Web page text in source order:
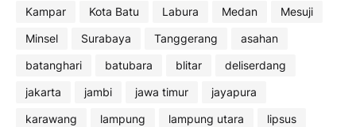
Kampar
Kota Batu Labura Medan
Mesuji
Minsel
Surabaya Tanggerang
asahan
batanghari
batubara blitar
deliserdang
jakarta
jambi jawa timur
jayapura
karawang
lampung lampung utara
lipsus